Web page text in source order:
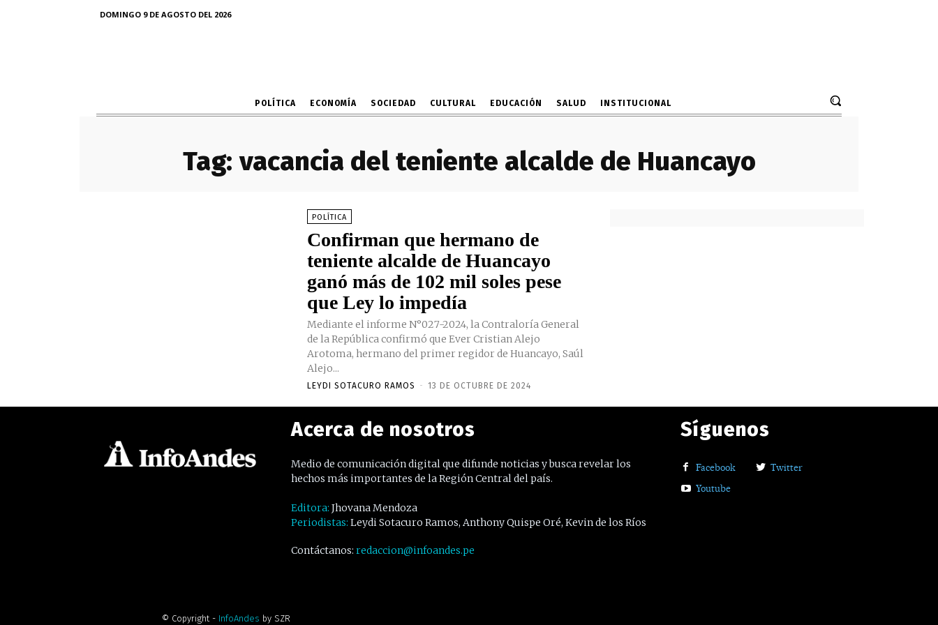
DOMINGO 9 DE AGOSTO DEL 2026
POLÍTICA ECONOMÍA SOCIEDAD CULTURAL EDUCACIÓN SALUD INSTITUCIONAL
Tag: vacancia del teniente alcalde de Huancayo
POLÍTICA
Confirman que hermano de
teniente alcalde de Huancayo
ganó más de 102 mil soles pese
que Ley lo impedía
Mediante el informe N°027-2024, la Contraloría General
de la República confirmó que Ever Cristian Alejo
Arotoma, hermano del primer regidor de Huancayo, Saúl
Alejo...
LEYDI SOTACURO RAMOS - 13 DE OCTUBRE DE 2024
Acerca de nosotros
Medio de comunicación digital que difunde noticias y busca revelar los
hechos más importantes de la Región Central del país.
Editora: Jhovana Mendoza
Periodistas: Leydi Sotacuro Ramos, Anthony Quispe Oré, Kevin de los Ríos
Contáctanos: redaccion@infoandes.pe
Síguenos
Facebook
Twitter
Youtube
© Copyright - InfoAndes by SZR